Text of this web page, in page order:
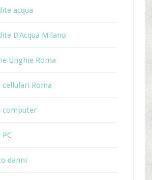
acqua
D'Acqua Milano
Unghie Roma
cellulari Roma
computer
danni